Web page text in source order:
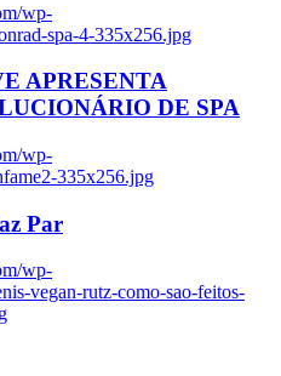
wp-
spa-4-335x256.jpg
APRESENTA
DE SPA
wp-
335x256.jpg
Par
wp-
vegan-rutz-como-sao-feitos-